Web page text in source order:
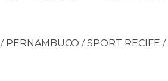
/ PERNAMBUCO / SPORT RECIFE /